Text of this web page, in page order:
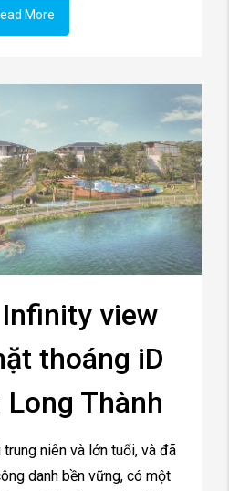
More
view
thoáng iD
Thành
niên và lớn tuổi, và đã
danh bền vững, có một